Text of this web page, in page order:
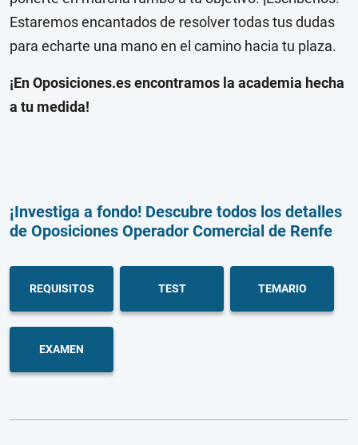
Estaremos encantados de resolver todas tus dudas
para echarte una mano en el camino hacia tu plaza.
¡En Oposiciones.es encontramos la academia hecha
a tu medida!
¡Investiga a fondo! Descubre todos los detalles
de Oposiciones Operador Comercial de Renfe
REQUISITOS TEST TEMARIO
EXAMEN